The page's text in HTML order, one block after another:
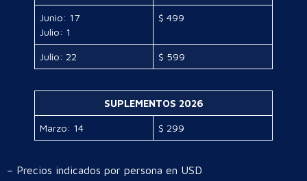
Junio: 17
Julio: 1
$ 499
Julio: 22 $ 599
SUPLEMENTOS 2026
Marzo: 14 $ 299
– Precios indicados por persona en USD